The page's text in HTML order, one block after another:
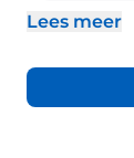
Lees meer